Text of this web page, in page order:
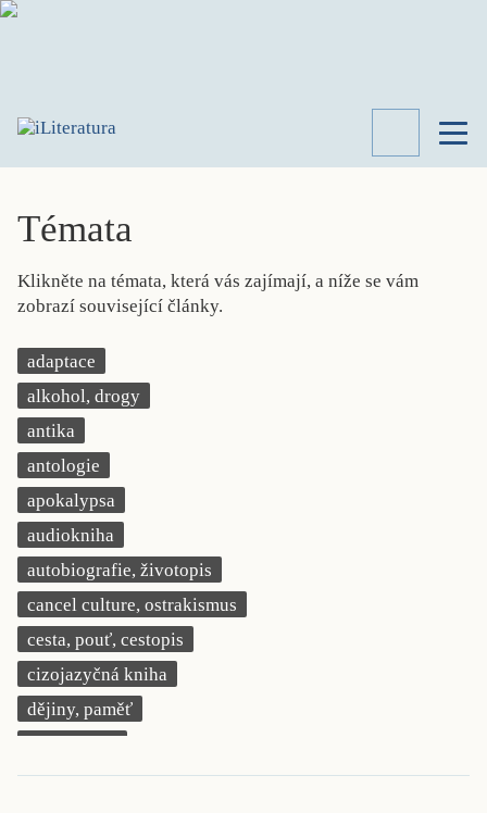
KNIHY
LITERATURY
KATEGORIE
Témata
Klikněte na témata, která vás zajímají, a níže se vám
zobrazí související články.
adaptace
alkohol, drogy
antika
antologie
apokalypsa
audiokniha
autobiografie, životopis
cancel culture, ostrakismus
cesta, pouť, cestopis
cizojazyčná kniha
dějiny, paměť
deník, korespondence, svědectví